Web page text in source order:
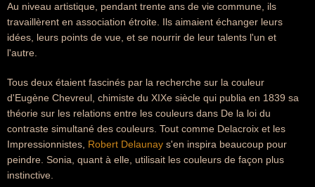
Au niveau artistique, pendant trente ans de vie commune, ils
travaillèrent en association étroite. Ils aimaient échanger leurs
idées, leurs points de vue, et se nourrir de leur talents l'un et
l'autre.
Tous deux étaient fascinés par la recherche sur la couleur
d'Eugène Chevreul, chimiste du XIXe siècle qui publia en 1839 sa
théorie sur les relations entre les couleurs dans De la loi du
contraste simultané des couleurs. Tout comme Delacroix et les
Impressionnistes, Robert Delaunay s'en inspira beaucoup pour
peindre. Sonia, quant à elle, utilisait les couleurs de façon plus
instinctive.